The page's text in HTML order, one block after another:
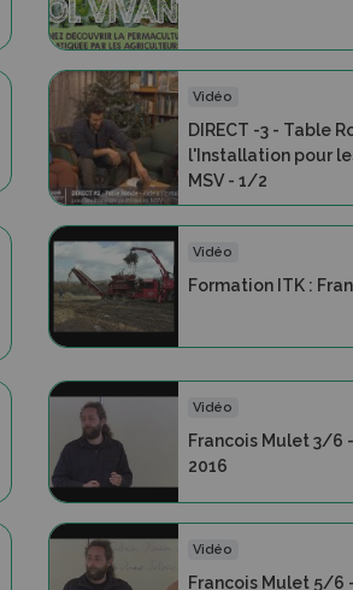
Vidéo
DIRECT -3 - Table
l'Installation pour
MSV - 1/2
Vidéo
Formation ITK :
Vidéo
Francois Mulet 3/6
2016
Vidéo
Francois Mulet 5/6